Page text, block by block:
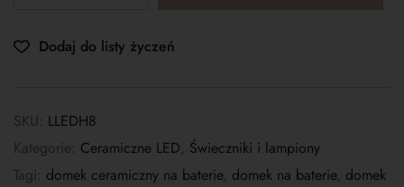
Dodaj do listy życzeń
SKU: LLEDH8
Kategorie: Ceramiczne LED, Świeczniki i lampiony
Tagi: domek ceramiczny na baterie, domek na baterie, domek